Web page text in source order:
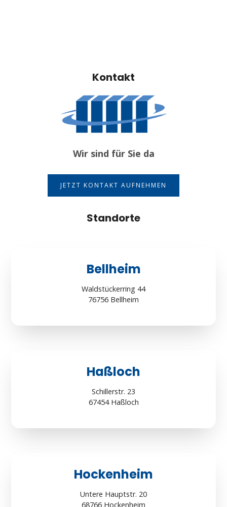
Kontakt
Wir sind für Sie da
JETZT KONTAKT AUFNEHMEN
Standorte
Bellheim
Waldstückerring 44
76756 Bellheim
Haßloch
Schillerstr. 23
67454 Haßloch
Hockenheim
Untere Hauptstr. 20
68766 Hockenheim